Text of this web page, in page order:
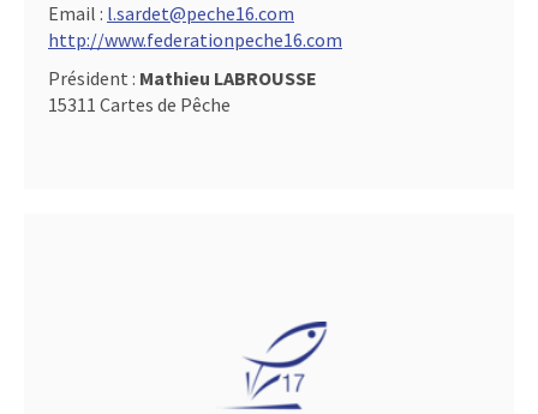
Email : l.sardet@peche16.com
http://www.federationpeche16.com
Président : Mathieu LABROUSSE
15311 Cartes de Pêche